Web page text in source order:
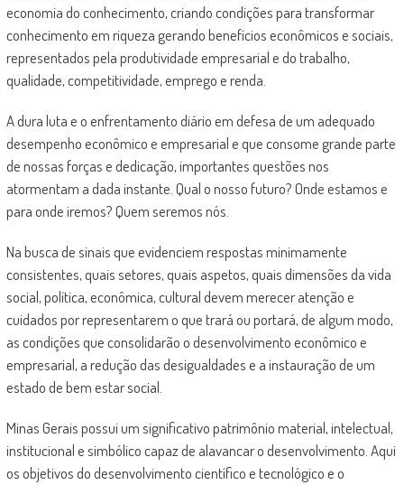
economia do conhecimento, criando condições para transformar
conhecimento em riqueza gerando benefícios econômicos e sociais,
representados pela produtividade empresarial e do trabalho,
qualidade, competitividade, emprego e renda.
A dura luta e o enfrentamento diário em defesa de um adequado
desempenho econômico e empresarial e que consome grande parte
de nossas forças e dedicação, importantes questões nos
atormentam a dada instante. Qual o nosso futuro? Onde estamos e
para onde iremos? Quem seremos nós.
Na busca de sinais que evidenciem respostas minimamente
consistentes, quais setores, quais aspetos, quais dimensões da vida
social, política, econômica, cultural devem merecer atenção e
cuidados por representarem o que trará ou portará, de algum modo,
as condições que consolidarão o desenvolvimento econômico e
empresarial, a redução das desigualdades e a instauração de um
estado de bem estar social.
Minas Gerais possui um significativo patrimônio material, intelectual,
institucional e simbólico capaz de alavancar o desenvolvimento. Aqui
os objetivos do desenvolvimento científico e tecnológico e o